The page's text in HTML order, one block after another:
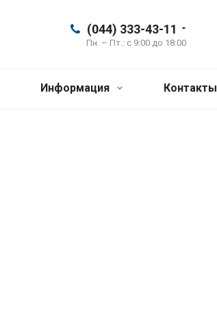
(044) 333-43-11
Пн. – Пт.: с 9:00 до 18:00
Информация Контакты